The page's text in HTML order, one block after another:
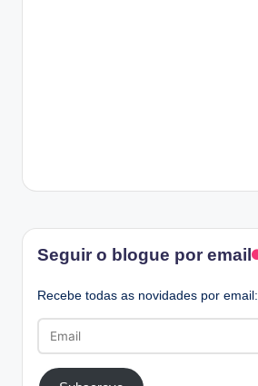
Seguir o blogue por email
Recebe todas as novidades por email: